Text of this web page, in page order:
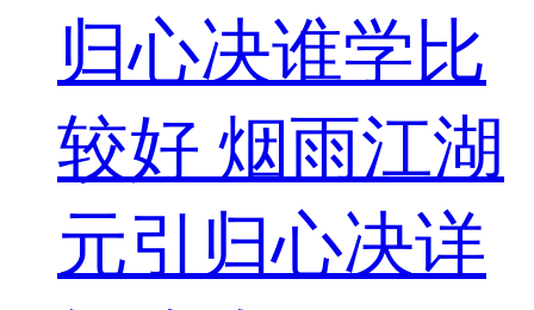
归心决谁学比
较好 烟雨江湖
元引归心决详